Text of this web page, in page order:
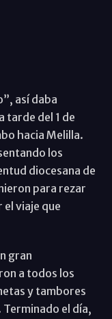
así daba
tarde del 1 de
hacia Melilla.
los
diocesana de
para rezar
el viaje que
gran
a todos los
y tambores
el día,